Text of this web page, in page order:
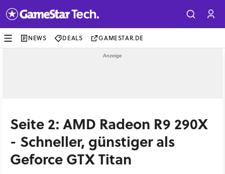
NEWS DEALS GAMESTAR.DE
Seite 2: AMD Radeon R9 290X
- Schneller, günstiger als
Geforce GTX Titan